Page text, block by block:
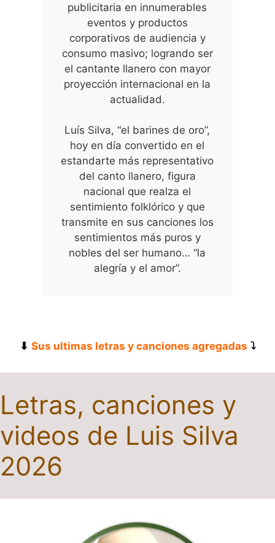
publicitaria en innumerables
eventos y productos
corporativos de audiencia y
consumo masivo; logrando ser
el cantante llanero con mayor
proyección internacional en la
actualidad.
Luís Silva, “el barines de oro”,
hoy en día convertido en el
estandarte más representativo
del canto llanero, figura
nacional que realza el
sentimiento folklórico y que
transmite en sus canciones los
sentimientos más puros y
nobles del ser humano… “la
alegría y el amor”.
⬇ Sus ultimas letras y canciones agregadas ⤵
Letras, canciones y
videos de Luis Silva
2026